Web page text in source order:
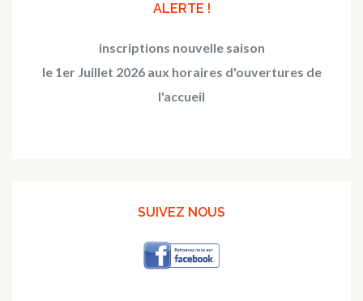
ALERTE !
inscriptions nouvelle saison
le 1er Juillet 2026 aux horaires d'ouvertures de
l'accueil
SUIVEZ NOUS